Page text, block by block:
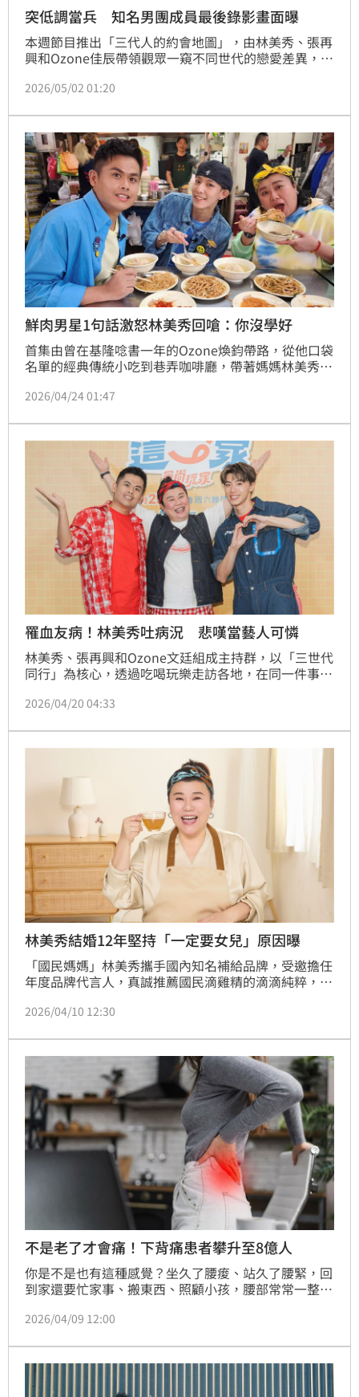
突低調當兵 知名男團成員最後錄影畫面曝
本週節目推出「三代人的約會地圖」，由林美秀、張再
興和Ozone佳辰帶領觀眾一窺不同世代的戀愛差異，從
開父母相識的「戀愛基地」。但沒想到這個全新的組合
辰行李異常多，一問之下才知道他後天就要入伍，乾脆
直接把行李帶來錄影，甚至連畢業證書都隨身攜帶，讓
林美秀當場傻眼、直呼快昏倒。蔡維歆
2026/05/02 01:20
鮮肉男星1句話激怒林美秀回嗆：你沒學好
首集由曾在基隆唸書一年的Ozone煥鈞帶路，從他口袋
名單的經典傳統小吃到巷弄咖啡廳，帶著媽媽林美秀、
代表美食「豆干包」時，因店家醬料分成小、中、大
2026/04/24 01:47
罹血友病！林美秀吐病況 悲嘆當藝人可憐
林美秀、張再興和Ozone文廷組成主持群，以「三世代
同行」為核心，透過吃喝玩樂走訪各地，在同一件事中
代交流為主軸，從消費觀、飲食文化到生活習慣，呈現
2026/04/20 04:33
林美秀結婚12年堅持「一定要女兒」原因曝
「國民媽媽」林美秀攜手國內知名補給品牌，受邀擔任
年度品牌代言人，真誠推薦國民滴雞精的滴滴純粹，溫
滴雞精，下廚時也會用滴雞精入菜的她還分享了一個私
進一點滴雞精拌勻，根據個人口味調整鹹度，就變成特
製的乾拌撈麵，最後再配上一碗熱騰騰的滴雞精，真的
非常完美！」趙浩雲
2026/04/10 12:30
不是老了才會痛！下背痛患者攀升至8億人
你是不是也有這種感覺？坐久了腰痠、站久了腰緊，回
到家還要忙家事、搬東西、照顧小孩，腰部常常一整天
但其實腰部每天承受的壓力，往往比想像中更多。
2026/04/09 12:00